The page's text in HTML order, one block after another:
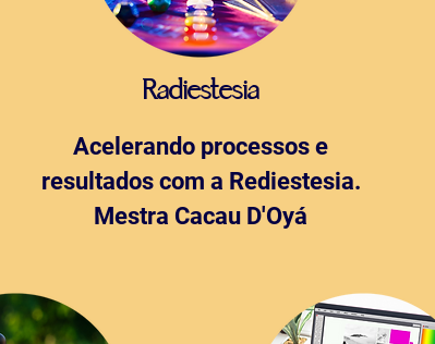
Radiestesia
Acelerando processos e
resultados com a Rediestesia.
Mestra Cacau D'Oyá